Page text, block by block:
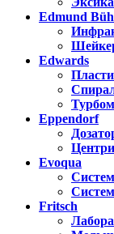
Edmund
Edwards
Eppendorf
Evoqua
Fritsch